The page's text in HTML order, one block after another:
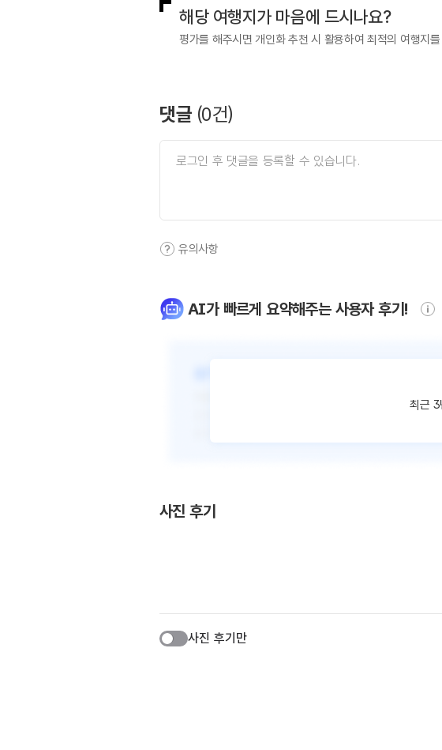
해당 여행지가 마음에 드시나요?
평가를 해주시면 개인화 추천 시 활용하여 최적의 여행지
댓글 (0건)
유의사항
AI가 빠르게 요약해주는 사용자 후기!
최근 3
사진 후기
사진 후기만